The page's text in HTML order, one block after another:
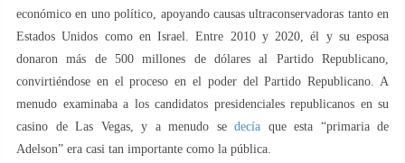
económico en uno político, apoyando causas ultraconservadoras tanto en
Estados Unidos como en Israel. Entre 2010 y 2020, él y su esposa
donaron más de 500 millones de dólares al Partido Republicano,
convirtiéndose en el proceso en el poder del Partido Republicano. A
menudo examinaba a los candidatos presidenciales republicanos en su
casino de Las Vegas, y a menudo se decía que esta “primaria de
Adelson” era casi tan importante como la pública.